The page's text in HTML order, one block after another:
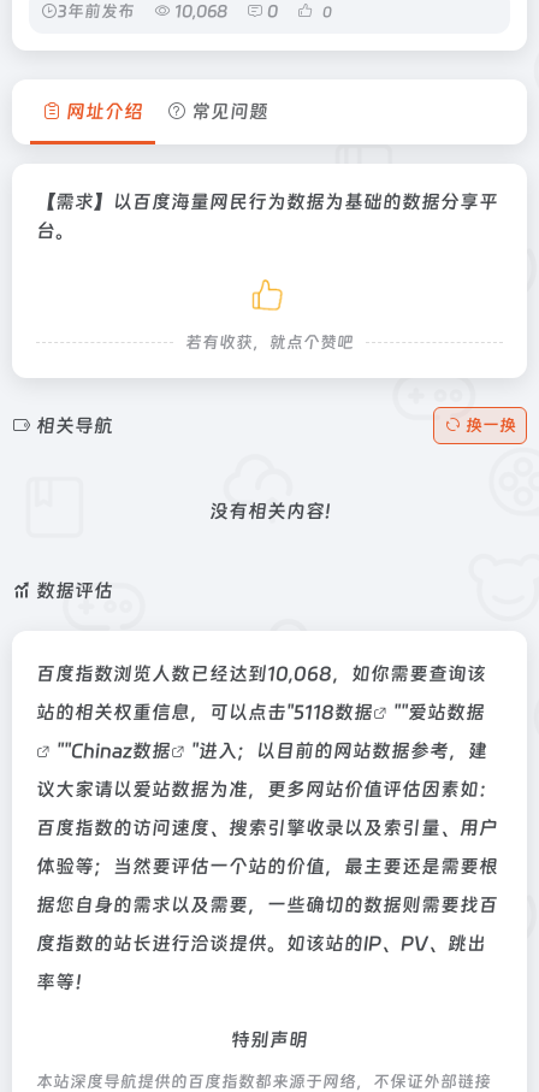
3年前发布 10,068 0 0
网址介绍 常见问题
【需求】以百度海量网民行为数据为基础的数据分享平
台。
若有收获，就点个赞吧
相关导航 换一换
没有相关内容!
数据评估
百度指数浏览人数已经达到10,068，如你需要查询该
站的相关权重信息，可以点击"5118数据 ""爱站数据
""Chinaz数据
"进入；以目前的网站数据参考，建
议大家请以爱站数据为准，更多网站价值评估因素如：
百度指数的访问速度、搜索引擎收录以及索引量、用户
体验等；当然要评估一个站的价值，最主要还是需要根
据您自身的需求以及需要，一些确切的数据则需要找百
度指数的站长进行洽谈提供。如该站的IP、PV、跳出
率等！
特别声明
本站深度导航提供的百度指数都来源于网络，不保证外部链接